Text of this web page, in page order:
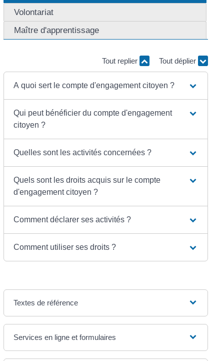
Volontariat
Maître d'apprentissage
Tout replier Tout déplier
A quoi sert le compte d'engagement citoyen ?
Qui peut bénéficier du compte d'engagement
citoyen ?
Quelles sont les activités concernées ?
Quels sont les droits acquis sur le compte
d'engagement citoyen ?
Comment déclarer ses activités ?
Comment utiliser ses droits ?
Textes de référence
Services en ligne et formulaires